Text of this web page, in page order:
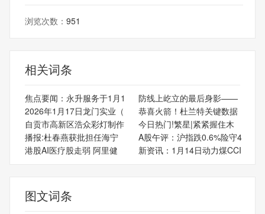
浏览次数： 951
相关词条
焦点要闻：永升服务于1月1
防线上屹立的最后身影——
2026年1月17日龙门实业（
恭喜火箭！杜兰特关键数据
自贡市高新区浩众彩灯制作
今日热门!繁星|紧紧握住木
播报:杜春燕获批担任海宁
A股午评：沪指跌0.6%险守4
港股AI医疗股走弱 阿里健
新资讯：1月14日动力煤CCI
图文词条